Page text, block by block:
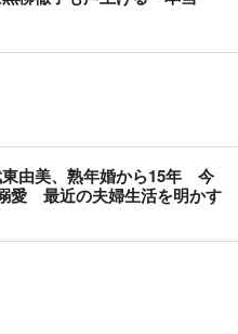
東由美、熟年婚から15年 今
愛 最近の夫婦生活を明かす